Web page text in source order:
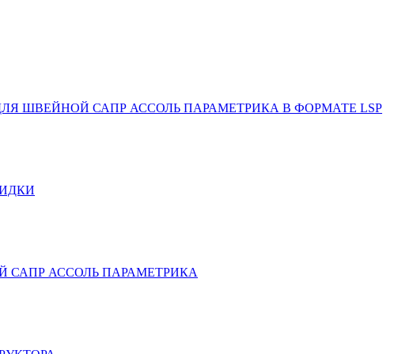
ШВЕЙНОЙ САПР АССОЛЬ ПАРАМЕТРИКА В ФОРМАТЕ LSP
САПР АССОЛЬ ПАРАМЕТРИКА